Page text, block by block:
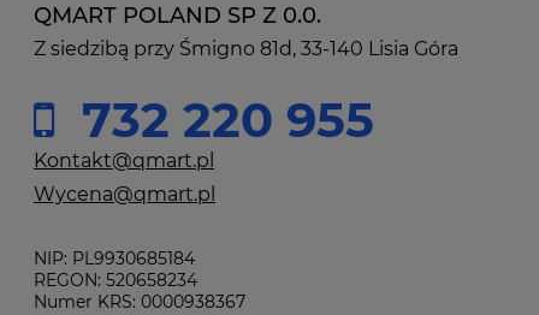
QMART POLAND SP Z 0.0.
Z siedzibą przy Śmigno 81d, 33-140 Lisia Góra
732 220 955
Kontakt@qmart.pl
Wycena@qmart.pl
NIP: PL9930685184
REGON: 520658234
Numer KRS: 0000938367